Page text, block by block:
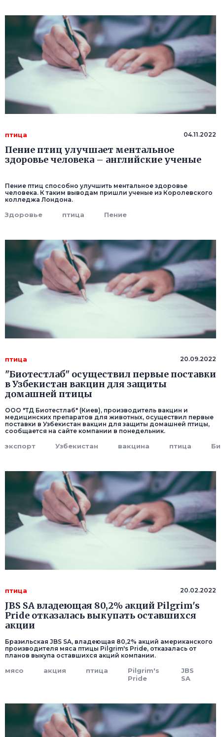
птица 04.11.2022
Пение птиц улучшает ментальное
здоровье человека – английские ученые
Пение птиц способно улучшить ментальное здоровье
человека. К таким выводам пришли ученые из Королевского
колледжа Лондона.
Здоровье птица Пение
птица 20.09.2022
"Биотестлаб" осуществил первые поставки
в Узбекистан вакцин для защиты
домашней птицы
ООО "ТД Биотестлаб" (Киев), производитель вакцин и
медицинских препаратов для животных, осуществил первые
поставки в Узбекистан вакцин для защиты домашней птицы,
сообщается на сайте компании в понедельник.
экспорт Узбекистан вакцина птица
птица 20.02.2022
JBS SA владеющая 80,2% акций Pilgrim's
Pride отказалась выкупать оставшихся
акции
Бразильская JBS SA, владеющая 80,2% акций американского
производителя мяса птицы Pilgrim's Pride, отказалась от
планов выкупа оставшихся акций компании.
мясо акция птица
Pilgrim's
Pride
JBS
SA